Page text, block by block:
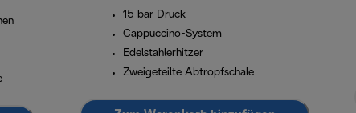
15 bar Druck
Cappuccino-System
Edelstahlerhitzer
Zweigeteilte Abtropfschale